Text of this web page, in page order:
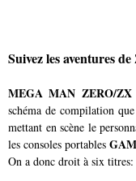
Suivez les aventures
MEGA MAN ZERO/
schéma de compilation
mettant en scène le
les consoles portables
On a donc droit à six titres: